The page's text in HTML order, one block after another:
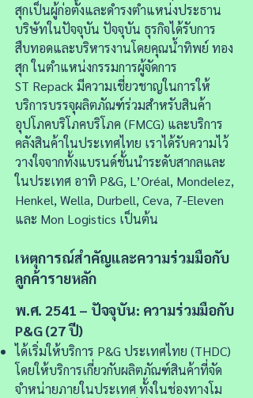
สุกเป็นผู้ก่อตั้งและดำรงตำแหน่งประธาน
บริษัทในปัจจุบัน ปัจจุบัน ธุรกิจได้รับการ
สืบทอดและบริหารงานโดยคุณน้ำทิพย์ ทอง
สุก ในตำแหน่งกรรมการผู้จัดการ
ST Repack มีความเชี่ยวชาญในการให้
บริการบรรจุผลิตภัณฑ์ร่วมสำหรับสินค้า
อุปโภคบริโภคบริโภค (FMCG) และบริการ
คลังสินค้าในประเทศไทย เราได้รับความไว้
วางใจจากทั้งแบรนด์ชั้นนำระดับสากลและ
ในประเทศ อาทิ P&G, L’Oréal, Mondelez,
Henkel, Wella, Durbell, Ceva, 7-Eleven
และ Mon Logistics เป็นต้น
เหตุการณ์สำคัญและความร่วมมือกับ
ลูกค้ารายหลัก
พ.ศ. 2541 – ปัจจุบัน: ความร่วมมือกับ
P&G (27 ปี)
ได้เริ่มให้บริการ P&G ประเทศไทย (THDC)
โดยให้บริการเกี่ยวกับผลิตภัณฑ์สินค้าที่จัด
จำหน่ายภายในประเทศ ทั้งในช่องทางโม